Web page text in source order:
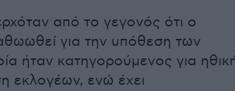
από το γεγονός ότι ο
για την υπόθεση των
ήταν κατηγορούμενος για
εκλογέων, ενώ έχει